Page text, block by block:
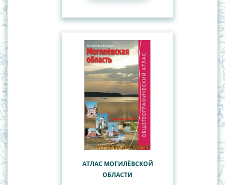
АТЛАС МОГИЛЁВСКОЙ
ОБЛАСТИ